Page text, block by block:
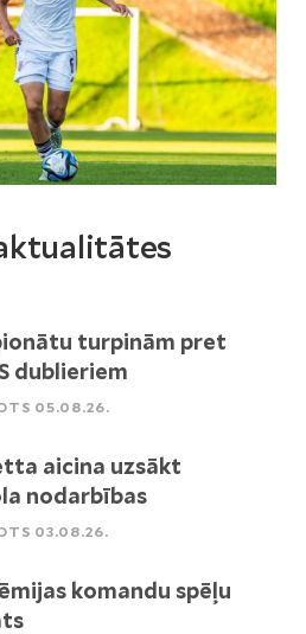
turpinām pret
dublieriem
05.08.26.
aicina uzsākt
nodarbības
03.08.26.
komandu spēļu